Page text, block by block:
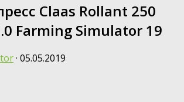
Claas Rollant 250
Farming Simulator 19
· 05.05.2019